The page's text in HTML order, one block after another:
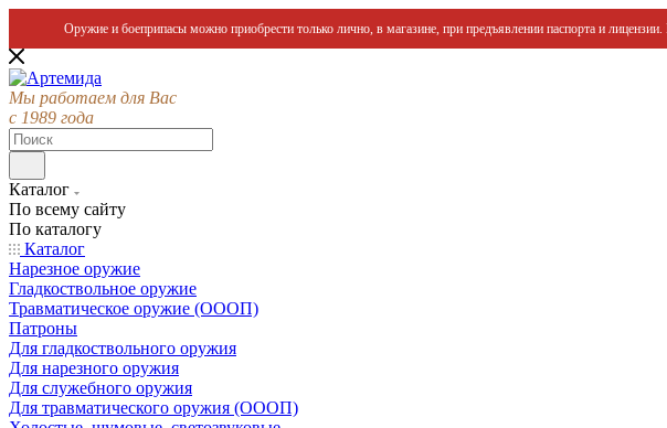
Оружие и боеприпасы можно приобрести только лично, в магазине, при предъявлении паспорта и
Мы работаем для Вас
с 1989 года
Каталог
По всему сайту
По каталогу
Каталог
Нарезное оружие
Гладкоствольное оружие
Травматическое оружие (ОООП)
Патроны
Для гладкоствольного оружия
Для нарезного оружия
Для служебного оружия
Для травматического оружия (ОООП)